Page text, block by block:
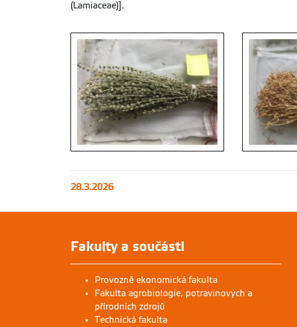
(Lamiaceae)].
28.3.2026
Fakulty a součásti
Provozně ekonomická fakulta
Fakulta agrobiologie, potravinových a
přírodních zdrojů
Technická fakulta